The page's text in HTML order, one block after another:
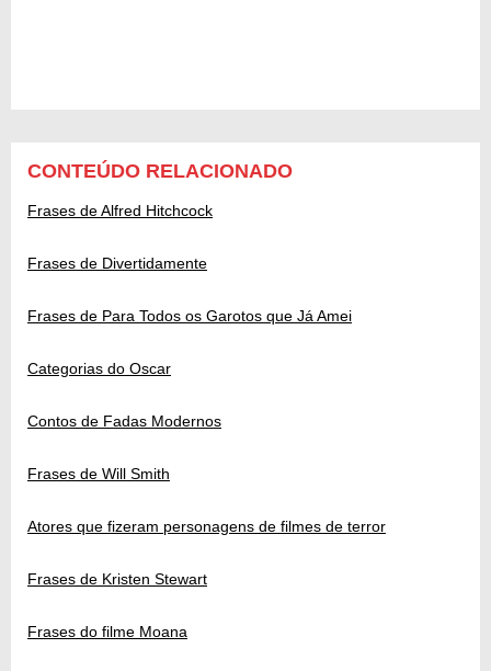
CONTEÚDO RELACIONADO
Frases de Alfred Hitchcock
Frases de Divertidamente
Frases de Para Todos os Garotos que Já Amei
Categorias do Oscar
Contos de Fadas Modernos
Frases de Will Smith
Atores que fizeram personagens de filmes de terror
Frases de Kristen Stewart
Frases do filme Moana